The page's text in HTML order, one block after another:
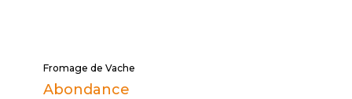
Fromage de Vache
Abondance